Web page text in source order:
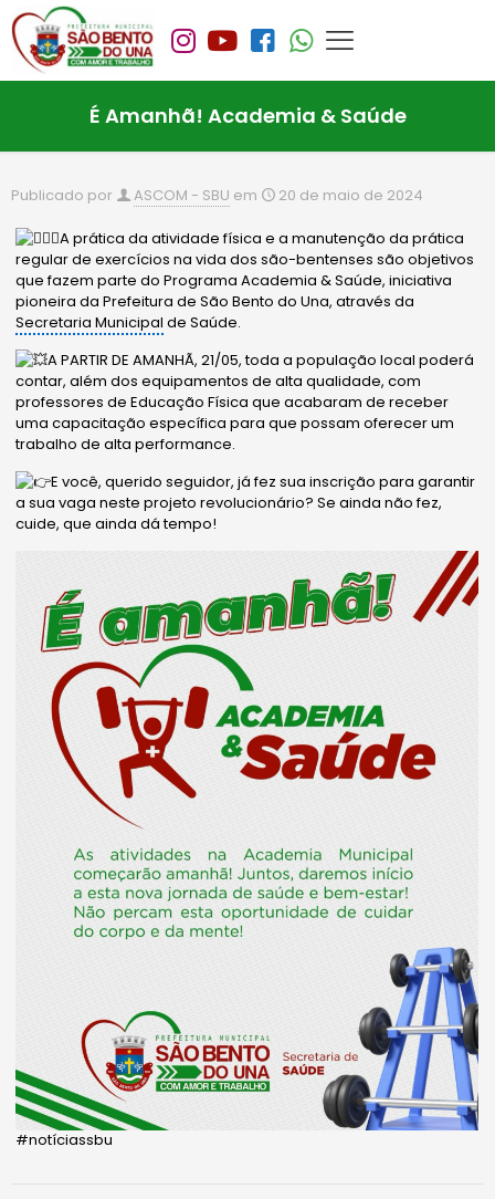
É Amanhã! Academia & Saúde
Publicado por ASCOM - SBU em 20 de maio de 2024
A prática da atividade física e a manutenção da prática
regular de exercícios na vida dos são-bentenses são objetivos
que fazem parte do Programa Academia & Saúde, iniciativa
pioneira da Prefeitura de São Bento do Una, através da
Secretaria Municipal de Saúde.
A PARTIR DE AMANHÃ, 21/05, toda a população local poderá
contar, além dos equipamentos de alta qualidade, com
professores de Educação Física que acabaram de receber
uma capacitação específica para que possamoferecer um
trabalho de alta performance.
E você, querido seguidor, já fez sua inscrição para garantir
a sua vaga neste projeto revolucionário? Se ainda não fez,
cuide, que ainda dá tempo!
#notíciassbu